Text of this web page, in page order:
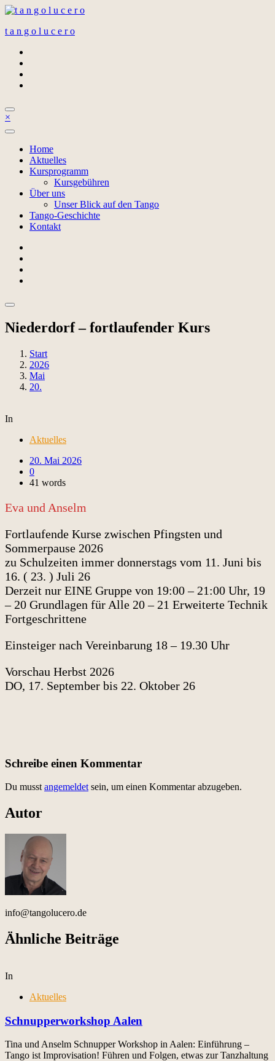
Zum
springen
t a n g o l u c e r o
×
Home
Aktuelles
Kursprogramm
Kursgebühren
Über uns
Unser Blick auf den Tango
Tango-Geschichte
Kontakt
Niederdorf – fortlaufender Kurs
Start
2026
Mai
20.
In
Aktuelles
20. Mai 2026
0
41 words
Eva und Anselm
Fortlaufende Kurse zwischen Pfingsten und
Sommerpause 2026
zu Schulzeiten immer donnerstags vom 11. Juni bis
16. ( 23. ) Juli 26
Derzeit nur EINE Gruppe von 19:00 – 21:00 Uhr, 19
– 20 Grundlagen für Alle 20 – 21 Erweiterte Technik
Fortgeschrittene
Einsteiger nach Vereinbarung 18 – 19.30 Uhr
Vorschau Herbst 2026
DO, 17. September bis 22. Oktober 26
Schreibe einen Kommentar
Du musst angemeldet sein, um einen Kommentar abzugeben.
Autor
info@tangolucero.de
Ähnliche Beiträge
In
Aktuelles
Schnupperworkshop Aalen
Tina und Anselm Schnupper Workshop in Aalen: Einführung –
Tango ist Improvisation! Führen und Folgen, etwas zur Tanzhaltung